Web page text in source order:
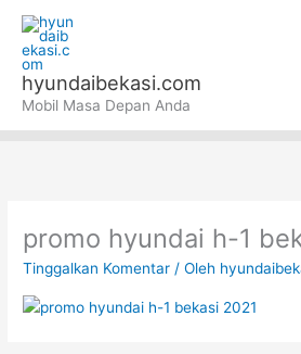
konten
hyundaibekasi.com
Mobil Masa Depan Anda
promo hyundai h-1
Tinggalkan Komentar / Oleh